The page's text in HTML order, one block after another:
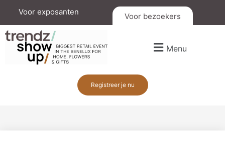
Voor exposanten Voor bezoekers
Menu
Registreer je nu